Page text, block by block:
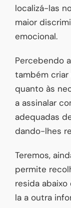
localizá-las
maior
emocional.
Percebendo
também criar
quanto às
a assinalar
adequadas
dando-lhes
Teremos,
permite
resida
la a outra